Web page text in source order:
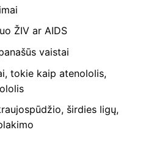
ŽIV ar AIDS
vaistai
tokie kaip atenololis,
širdies ligų,